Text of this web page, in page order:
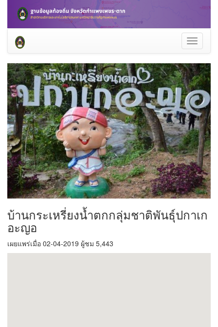
Toggle
บ้านกระเหรี่ยงน้ำตกกลุ่มชาติพันธุ์ปกาเก
อะญอ
เผยแพร่เมื่อ 02-04-2019 ผู้ชม 5,443